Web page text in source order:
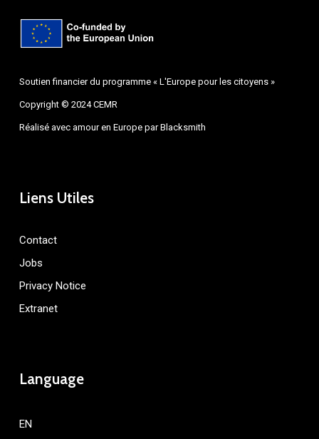
Soutien financier du programme « L'Europe pour les citoyens »
Copyright © 2024 CEMR
Réalisé avec amour en Europe parBlacksmith
Liens Utiles
Contact
Jobs
Privacy Notice
Extranet
Language
EN